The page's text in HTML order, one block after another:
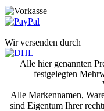
Wir versenden durch
Alle hier genannten
festgelegten
Alle Markennamen,
sind Eigentum Ihrer